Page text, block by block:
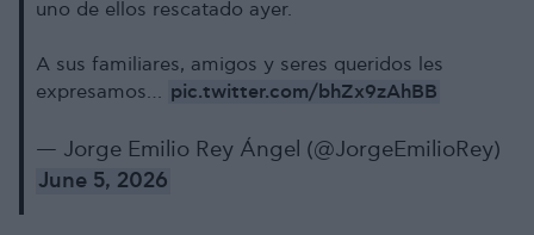
uno de ellos rescatado ayer.
A sus familiares, amigos y seres queridos les
expresamos… pic.twitter.com/bhZx9zAhBB
— Jorge Emilio Rey Ángel (@JorgeEmilioRey)
June 5, 2026